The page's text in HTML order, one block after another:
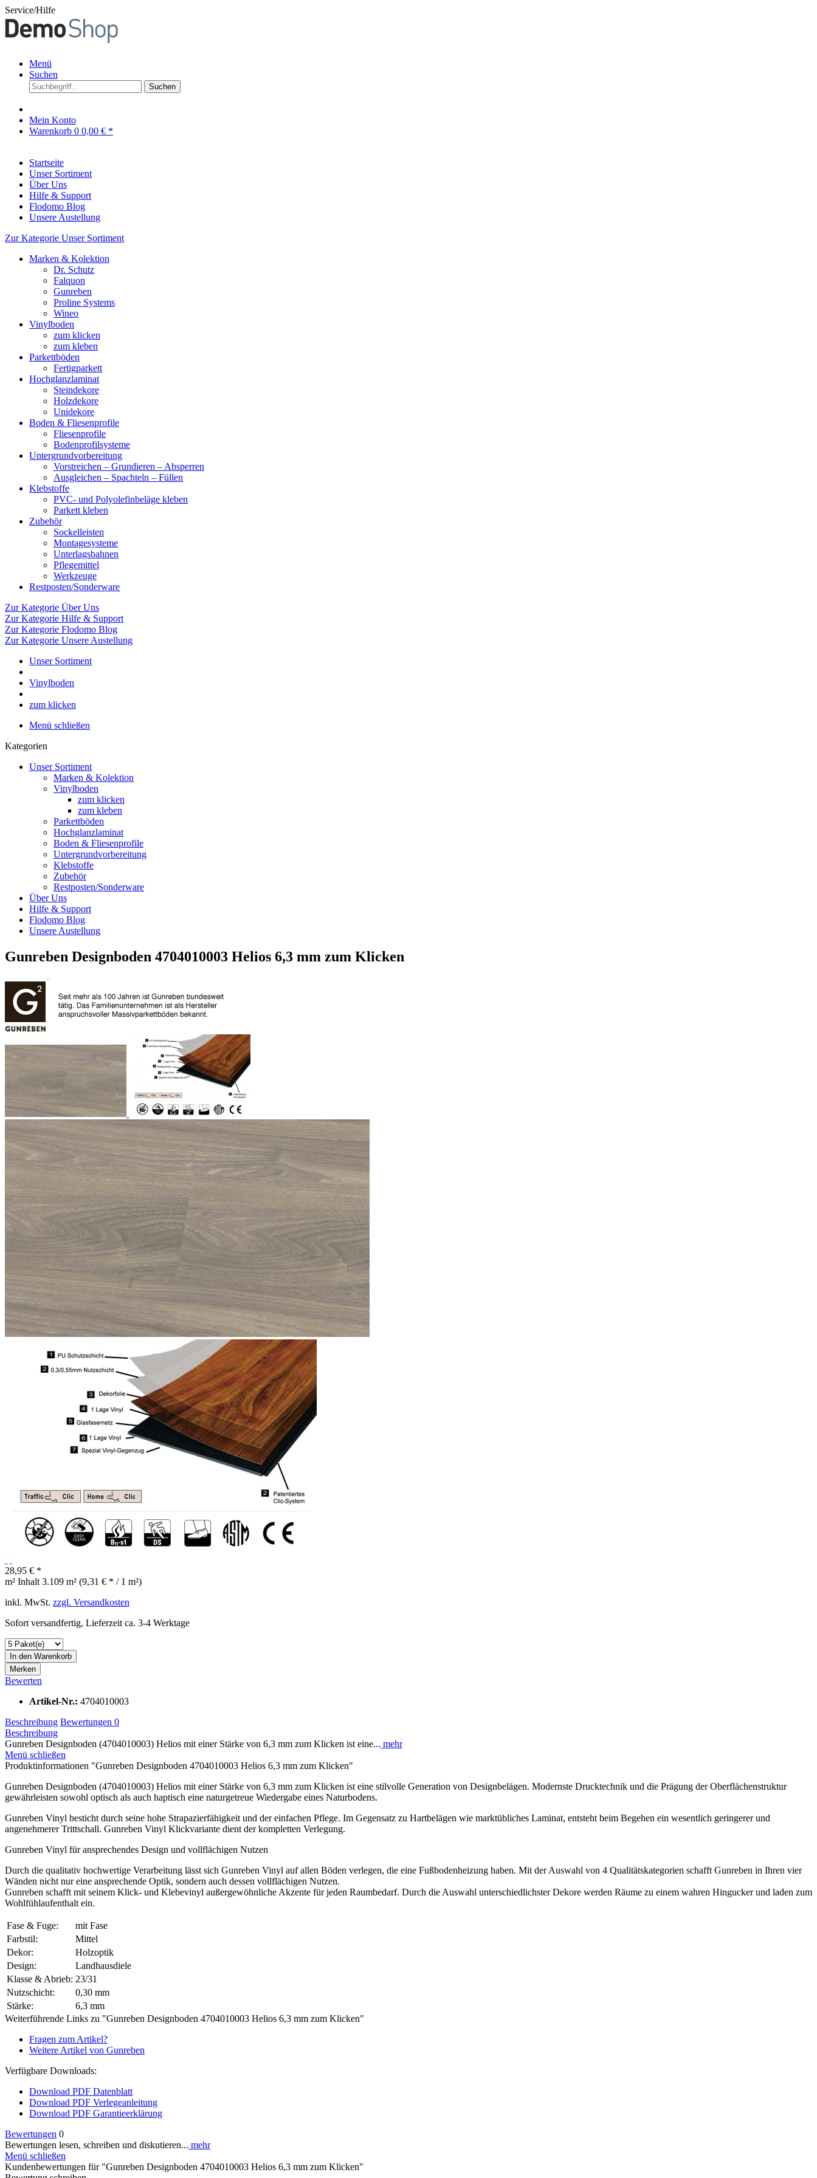
Service/Hilfe
Menü
Suchen
Suchen
Mein Konto
Warenkorb 0 0,00 € *
Startseite
Unser Sortiment
Über Uns
Hilfe & Support
Flodomo Blog
Unsere Austellung
Zur Kategorie Unser Sortiment
Marken & Kolektion
Dr. Schutz
Falquon
Gunreben
Proline Systems
Wineo
Vinylboden
zum klicken
zum kleben
Parkettböden
Fertigparkett
Hochglanzlaminat
Steindekore
Holzdekore
Unidekore
Boden & Fliesenprofile
Fliesenprofile
Bodenprofilsysteme
Untergrundvorbereitung
Vorstreichen – Grundieren – Absperren
Ausgleichen – Spachteln – Füllen
Klebstoffe
PVC- und Polyolefinbeläge kleben
Parkett kleben
Zubehör
Sockelleisten
Montagesysteme
Unterlagsbahnen
Pflegemittel
Werkzeuge
Restposten/Sonderware
Zur Kategorie Über Uns
Zur Kategorie Hilfe & Support
Zur Kategorie Flodomo Blog
Zur Kategorie Unsere Austellung
Unser Sortiment
Vinylboden
zum klicken
Menü schließen
Kategorien
Unser Sortiment
Marken & Kolektion
Vinylboden
zum klicken
zum kleben
Parkettböden
Hochglanzlaminat
Boden & Fliesenprofile
Untergrundvorbereitung
Klebstoffe
Zubehör
Restposten/Sonderware
Über Uns
Hilfe & Support
Flodomo Blog
Unsere Austellung
Gunreben Designboden 4704010003 Helios 6,3 mm zum Klicken
28,95 € *
m² Inhalt 3.109 m² (9,31 € * / 1 m²)
inkl. MwSt. zzgl. Versandkosten
Sofort versandfertig, Lieferzeit ca. 3-4 Werktage
In den Warenkorb
Merken
Bewerten
Artikel-Nr.: 4704010003
Beschreibung Bewertungen 0
Beschreibung
Gunreben Designboden (4704010003) Helios mit einer Stärke von 6,3 mm zum Klicken ist eine... mehr
Menü schließen
Produktinformationen "Gunreben Designboden 4704010003 Helios 6,3 mm zum Klicken"
Gunreben Designboden (4704010003) Helios mit einer Stärke von 6,3 mm zum Klicken ist eine stilvolle Generation von Designbelägen. Modernste Drucktechnik und die Prägung der Oberflächenstruktur
gewährleisten sowohl optisch als auch haptisch eine naturgetreue Wiedergabe eines Naturbodens.
Gunreben Vinyl besticht durch seine hohe Strapazierfähigkeit und der einfachen Pflege. Im Gegensatz zu Hartbelägen wie marktübliches Laminat, entsteht beim Begehen ein wesentlich geringerer und
angenehmerer Trittschall. Gunreben Vinyl Klickvariante dient der kompletten Verlegung.
Gunreben Vinyl für ansprechendes Design und vollflächigen Nutzen
Durch die qualitativ hochwertige Verarbeitung lässt sich Gunreben Vinyl auf allen Böden verlegen, die eine Fußbodenheizung haben. Mit der Auswahl von 4 Qualitätskategorien schafft Gunreben in Ihren vier
Wänden nicht nur eine ansprechende Optik, sondern auch dessen vollflächigen Nutzen.
Gunreben schafft mit seinem Klick- und Klebevinyl außergewöhnliche Akzente für jeden Raumbedarf. Durch die Auswahl unterschiedlichster Dekore werden Räume zu einem wahren Hingucker und laden zum
Wohlfühlaufenthalt ein.
Fase & Fuge:
mit Fase
Farbstil:
Mittel
Dekor:
Holzoptik
Design:
Landhausdiele
Klasse & Abrieb: 23/31
Nutzschicht:
0,30 mm
Stärke:
6,3 mm
Weiterführende Links zu "Gunreben Designboden 4704010003 Helios 6,3 mm zum Klicken"
Fragen zum Artikel?
Weitere Artikel von Gunreben
Verfügbare Downloads:
Download PDF Datenblatt
Download PDF Verlegeanleitung
Download PDF Garantieerklärung
Bewertungen 0
Bewertungen lesen, schreiben und diskutieren... mehr
Menü schließen
Kundenbewertungen für "Gunreben Designboden 4704010003 Helios 6,3 mm zum Klicken"